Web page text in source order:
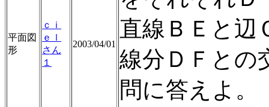
平面図
形
ｃｉ
ｅｌ
さん
１
2003/04/01
直線ＢＥと辺
線分ＤＦとの
問に答えよ。